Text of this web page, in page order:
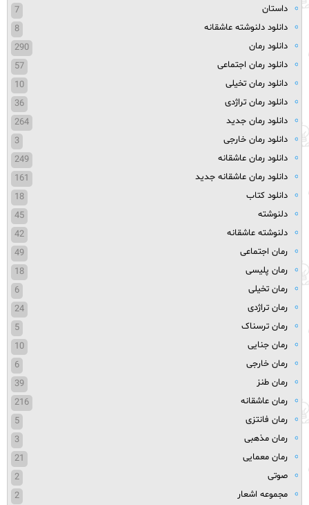
داستان
7
دانلود دلنوشته عاشقانه
8
دانلود رمان
290
دانلود رمان اجتماعی
57
دانلود رمان تخیلی
10
دانلود رمان تراژدی
36
دانلود رمان جدید
264
دانلود رمان خارجی
3
دانلود رمان عاشقانه
249
دانلود رمان عاشقانه جدید
161
دانلود کتاب
18
دلنوشته
45
دلنوشته عاشقانه
42
رمان اجتماعی
49
رمان پلیسی
18
رمان تخیلی
6
رمان تراژدی
24
رمان ترسناک
5
رمان جنایی
10
رمان خارجی
6
رمان طنز
39
رمان عاشقانه
216
رمان فانتزی
5
رمان مذهبی
3
رمان معمایی
21
صوتی
2
مجموعه اشعار
2